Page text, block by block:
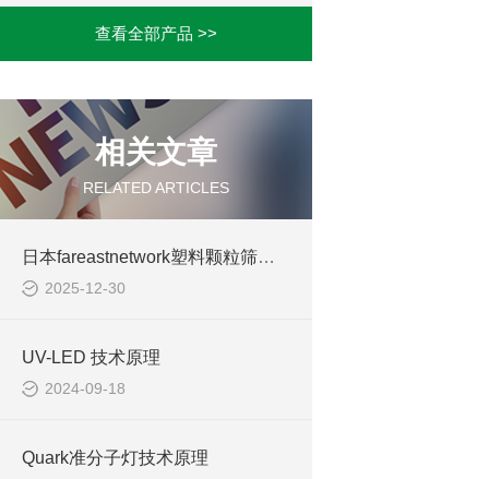
查看全部产品 >>
相关文章
RELATED ARTICLES
日本fareastnetwork塑料颗粒筛分机
2025-12-30
UV-LED 技术原理
2024-09-18
Quark准分子灯技术原理